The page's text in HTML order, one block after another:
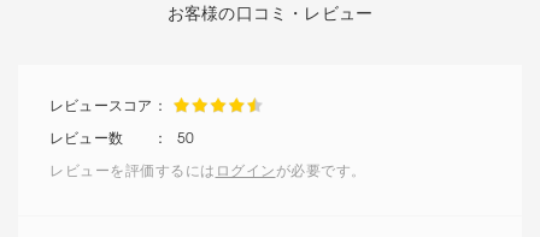
お客様の口コミ・レビュー
50
レビューを評価するには ログイン が必要です。